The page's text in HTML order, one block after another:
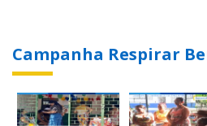
Campanha Respirar